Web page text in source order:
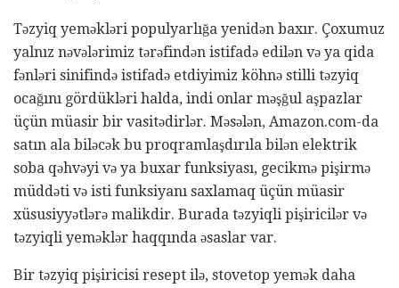
Təzyiq yeməkləri populyarlığa yenidən baxır. Çoxumuz
yalnız nəvələrimiz tərəfindən istifadə edilən və ya qida
fənləri sinifində istifadə etdiyimiz köhnə stilli təzyiq
ocağını gördükləri halda, indi onlar məşğul aşpazlar
üçün müasir bir vasitədirlər. Məsələn, Amazon.com-da
satın ala biləcək bu proqramlaşdırıla bilən elektrik
soba qəhvəyi və ya buxar funksiyası, gecikmə pişirmə
müddəti və isti funksiyanı saxlamaq üçün müasir
xüsusiyyətlərə malikdir. Burada təzyiqli pişiricilər və
təzyiqli yeməklər haqqında əsaslar var.
Bir təzyiq pişiricisi resept ilə, stovetop yemək daha